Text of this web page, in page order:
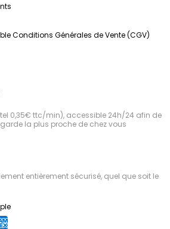
Conditions Générales de Vente (CGV)
0,35€ ttc/min), accessible 24h/24 afin de
la plus proche de chez vous
entièrement sécurisé, quel que soit le